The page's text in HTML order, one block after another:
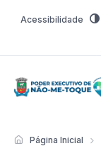
Acessibilidade
Página Inicial